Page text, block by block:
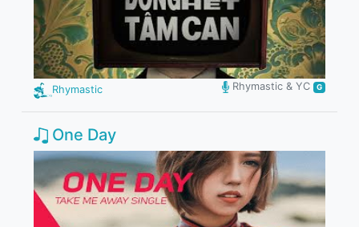
Rhymastic Rhymastic & YC G
One Day